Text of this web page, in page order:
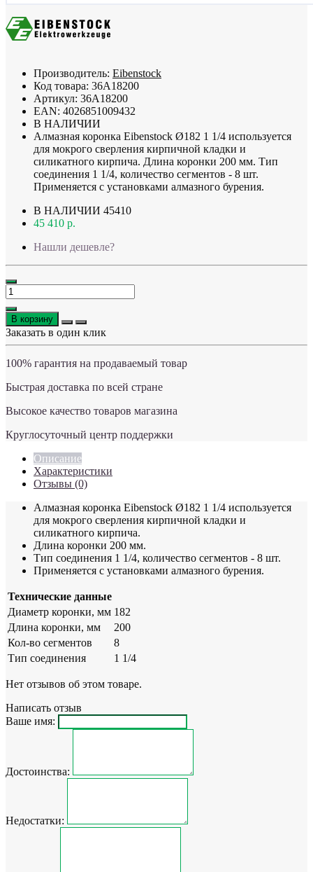
Производитель: Eibenstock
Код товара: 36A18200
Артикул: 36A18200
EAN: 4026851009432
В НАЛИЧИИ
Алмазная коронка Eibenstock Ø182 1 1/4 используется
для мокрого сверления кирпичной кладки и
силикатного кирпича. Длина коронки 200 мм. Тип
соединения 1 1/4, количество сегментов - 8 шт.
Применяется с установками алмазного бурения.
В НАЛИЧИИ 45410
45 410 р.
Нашли дешевле?
В корзину
Заказать в один клик
100% гарантия на продаваемый товар
Быстрая доставка по всей стране
Высокое качество товаров магазина
Круглосуточный центр поддержки
Описание
Характеристики
Отзывы (0)
Алмазная коронка Eibenstock Ø182 1 1/4 используется
для мокрого сверления кирпичной кладки и
силикатного кирпича.
Длина коронки 200 мм.
Тип соединения 1 1/4, количество сегментов - 8 шт.
Применяется с установками алмазного бурения.
Технические данные
Диаметр коронки, мм 182
Длина коронки, мм
200
Кол-во сегментов
8
Тип соединения
1 1/4
Нет отзывов об этом товаре.
Написать отзыв
Ваше имя:
Достоинства:
Недостатки: